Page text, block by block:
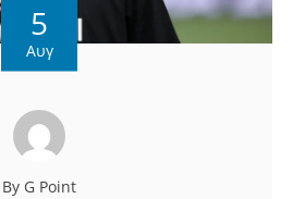
5
Αυγ
By G Point